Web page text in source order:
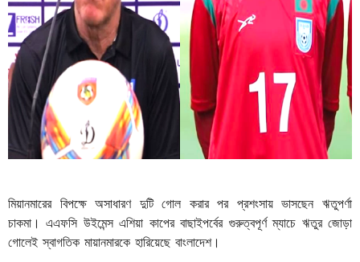
মিয়ানমারের বিপক্ষে অসাধারণ দুটি গোল করার পর প্রশংসায় ভাসছেন ঋতুপর্ণা
চাকমা। এএফসি উইমেন্স এশিয়া কাপের বাছাইপর্বের গুরুত্বপূর্ণ ম্যাচে ঋতুর জোড়া
গোলেই স্বাগতিক মায়ানমারকে হারিয়েছে বাংলাদেশ।